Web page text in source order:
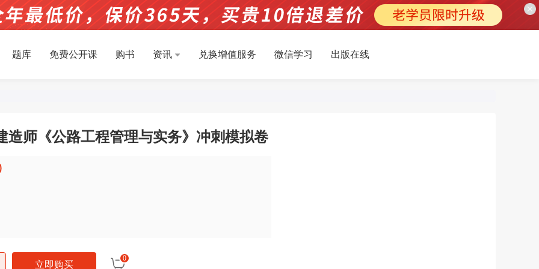
题库 免费公开课 购书 资讯 兑换增值服务 微信学习 出版在线
造师《公路工程管理与实务》冲刺模拟卷
立即购买
0